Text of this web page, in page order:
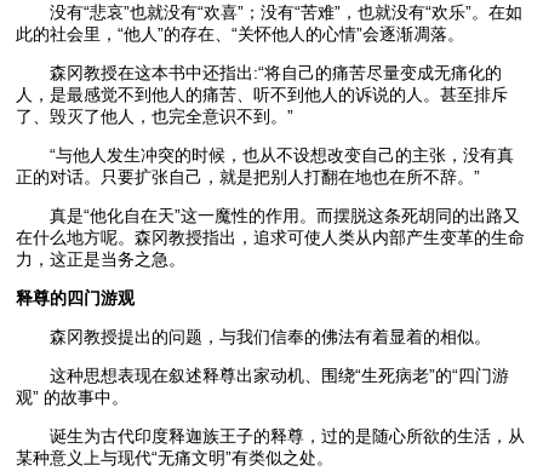
没有“悲哀”也就没有“欢喜”；没有“苦难”，也就没有“欢乐”。在如
此的社会里，“他人”的存在、“关怀他人的心情”会逐渐凋落。
森冈教授在这本书中还指出:“将自己的痛苦尽量变成无痛化的
人，是最感觉不到他人的痛苦、听不到他人的诉说的人。甚至排斥
了、毁灭了他人，也完全意识不到。”
“与他人发生冲突的时候，也从不设想改变自己的主张，没有真
正的对话。只要扩张自己，就是把别人打翻在地也在所不辞。”
真是“他化自在天”这一魔性的作用。而摆脱这条死胡同的出路又
在什么地方呢。森冈教授指出，追求可使人类从内部产生变革的生命
力，这正是当务之急。
释尊的四门游观
森冈教授提出的问题，与我们信奉的佛法有着显着的相似。
这种思想表现在叙述释尊出家动机、围绕“生死病老”的“四门游
观” 的故事中。
诞生为古代印度释迦族王子的释尊，过的是随心所欲的生活，从
某种意义上与现代“无痛文明”有类似之处。